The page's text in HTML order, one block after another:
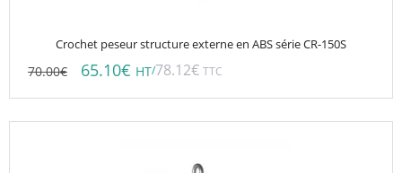
Crochet peseur structure externe en ABS série CR-150S
70.00€ 65.10€ HT/78.12€ TTC